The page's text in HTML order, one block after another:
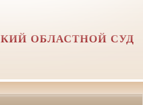
ОБЛАСТНОЙ СУД